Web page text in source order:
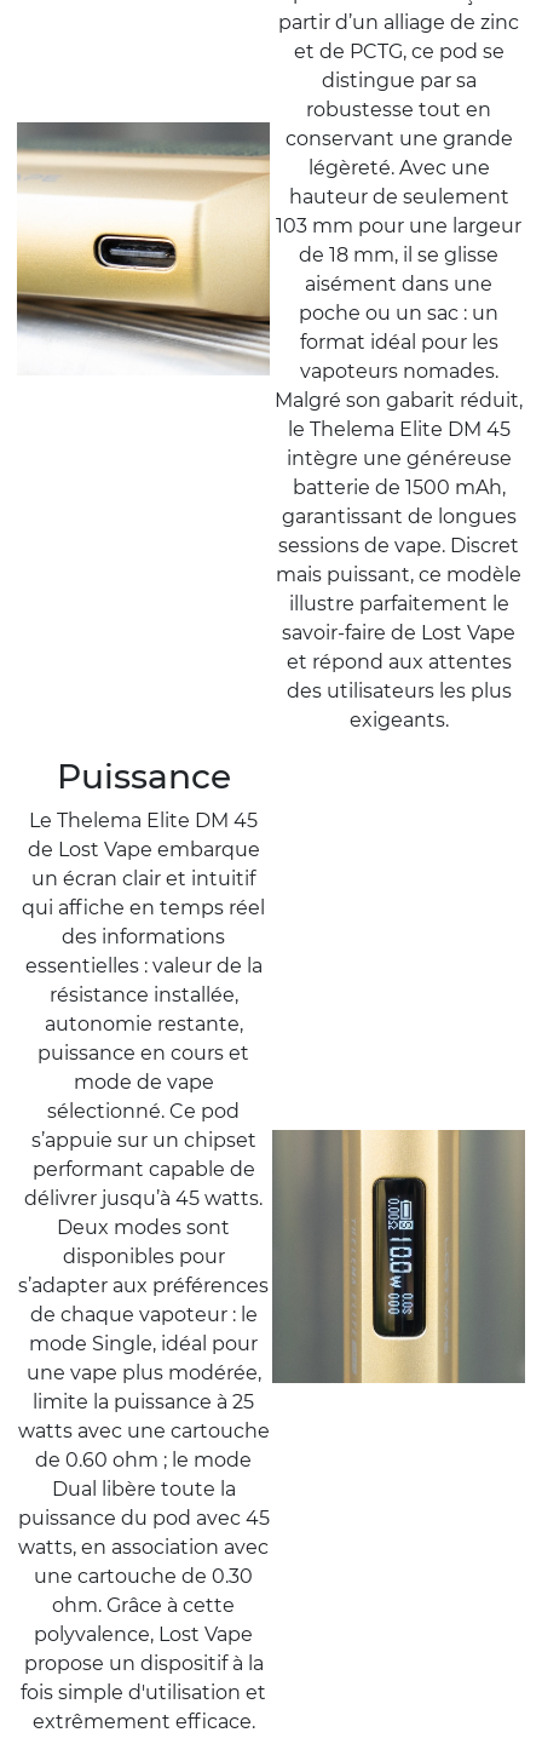
partir d’un alliage de zinc
et de PCTG, ce pod se
distingue par sa
robustesse tout en
conservant une grande
légèreté. Avec une
hauteur de seulement
103 mm pour une largeur
de 18 mm, il se glisse
aisément dans une
poche ou un sac : un
format idéal pour les
vapoteurs nomades.
Malgré son gabarit réduit,
le Thelema Elite DM 45
intègre une généreuse
batterie de 1500 mAh,
garantissant de longues
sessions de vape. Discret
mais puissant, ce modèle
illustre parfaitement le
savoir-faire de Lost Vape
et répond aux attentes
des utilisateurs les plus
exigeants.
Puissance
Le Thelema Elite DM 45
de Lost Vape embarque
un écran clair et intuitif
qui affiche en temps réel
des informations
essentielles : valeur de la
résistance installée,
autonomie restante,
puissance en cours et
mode de vape
sélectionné. Ce pod
s’appuie sur un chipset
performant capable de
délivrer jusqu’à 45 watts.
Deux modes sont
disponibles pour
s’adapter aux préférences
de chaque vapoteur : le
mode Single, idéal pour
une vape plus modérée,
limite la puissance à 25
watts avec une cartouche
de 0.60 ohm ; le mode
Dual libère toute la
puissance du pod avec 45
watts, en association avec
une cartouche de 0.30
ohm. Grâce à cette
polyvalence, Lost Vape
propose un dispositif à la
fois simple d'utilisation et
extrêmement efficace.